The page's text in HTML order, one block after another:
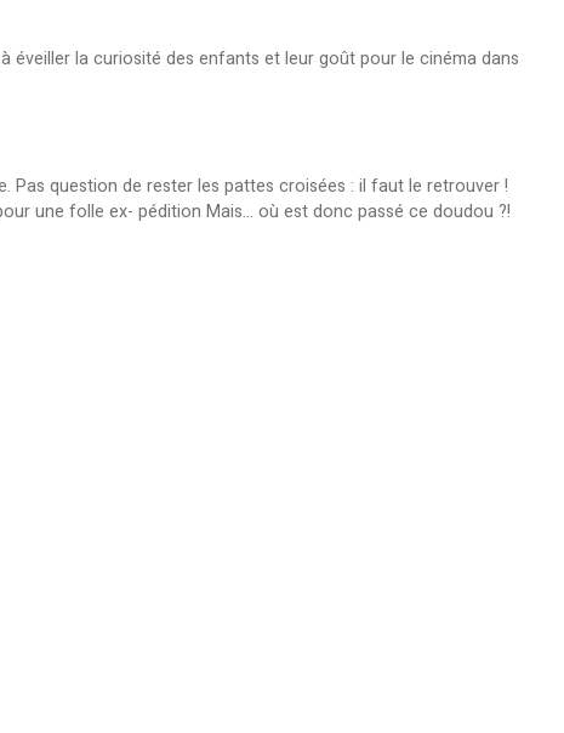
éveiller la curiosité des enfants et leur goût pour le cinéma dans
Pas question de rester les pattes croisées : il faut le retrouver !
une folle ex- pédition Mais... où est donc passé ce doudou ?!